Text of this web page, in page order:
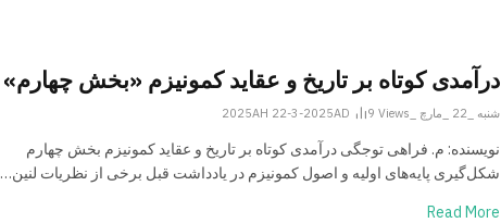
درآمدی کوتاه بر تاریخ و عقاید کمونیزم «بخش چهارم»
شنبه _22 _مارچ _2025AH 22-3-2025AD 9Views
نویسنده: م. فراهی توجگی درآمدی کوتاه بر تاریخ و عقاید کمونیزم بخش چهارم
شکل‌گیری پایه‌های اولیه‌ و اصول کمونیزم در یادداشت قبل برخی از نظریات لنین…
Read More